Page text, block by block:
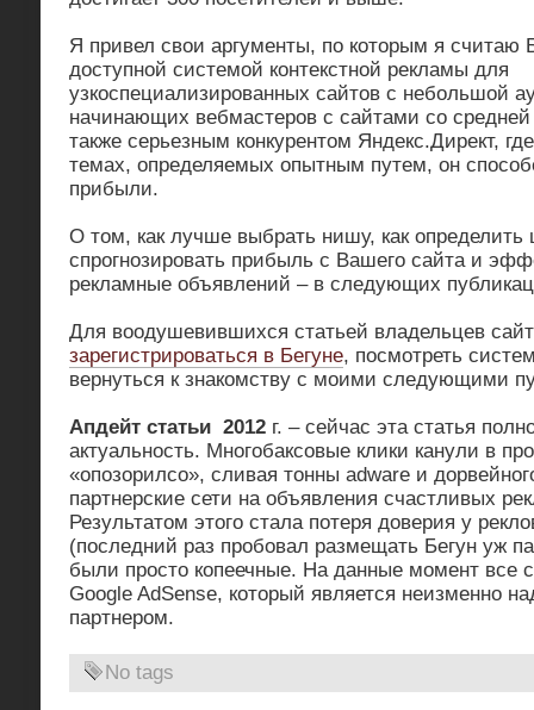
Я привел свои аргументы, по которым я считаю
доступной системой контекстной рекламы для
узкоспециализированных сайтов с небольшой
начинающих вебмастеров с сайтами со
также серьезным конкурентом Яндекс.Директ,
темах, определяемых опытным путем, он
прибыли.
О том, как лучше выбрать нишу, как определить
спрогнозировать прибыль с Вашего сайта и
рекламные объявлений – в следующих
Для воодушевившихся статьей владельцев
зарегистрироваться в Бегуне, посмотреть
вернуться к знакомству с моими следующими
Апдейт статьи 2012 г. – сейчас эта статья
актуальность. Многобаксовые клики канули в
«опозорилсо», сливая тонны adware и
партнерские сети на объявления счастливых
Результатом этого стала потеря доверия у
(последний раз пробовал размещать Бегун уж
были просто копеечные. На данные момент все
Google AdSense, который является неизменно
партнером.
No tags